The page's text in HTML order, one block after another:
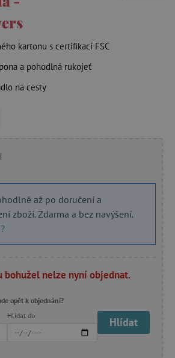
kartonu s certifikací FSC
a pohodlná rukojeť
na cesty
až po doručení a
zboží. Zdarma a bez navýšení.
bohužel nelze nyní objednat.
opět k objednání?
Hlídat do Hlídat